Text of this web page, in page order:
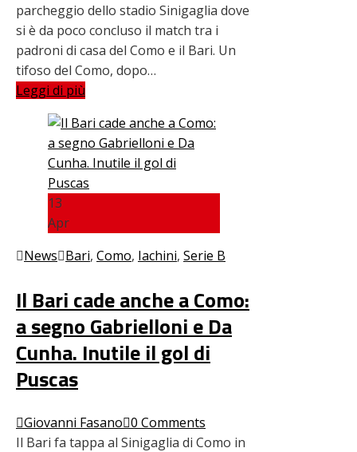
parcheggio dello stadio Sinigaglia dove
si è da poco concluso il match tra i
padroni di casa del Como e il Bari. Un
tifoso del Como, dopo…
Leggi di più
13
Apr
News Bari, Como, Iachini, Serie B
Il Bari cade anche a Como:
a segno Gabrielloni e Da
Cunha. Inutile il gol di
Puscas
Giovanni Fasano 0 Comments
Il Bari fa tappa al Sinigaglia di Como in